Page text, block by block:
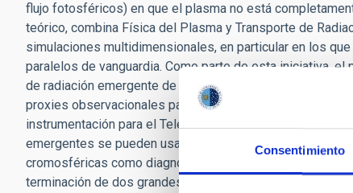
Consentimiento
flujo fotosféricos) en que el plasma no está
teórico, combina Física del Plasma y Transporte de
simulaciones multidimensionales, en particular en los
paralelos de vanguardia. Como parte de esta iniciativa,
de radiación emergente de las cajas numéricas en
proxies observacionales para comparar con
instrumentación para el Telescopio Solar Europeo
emergentes se pueden usar también para un estudio en
cromosféricas como diagnóstico, incluyendo aspectos
terminación de dos grandes códigos computacionales en